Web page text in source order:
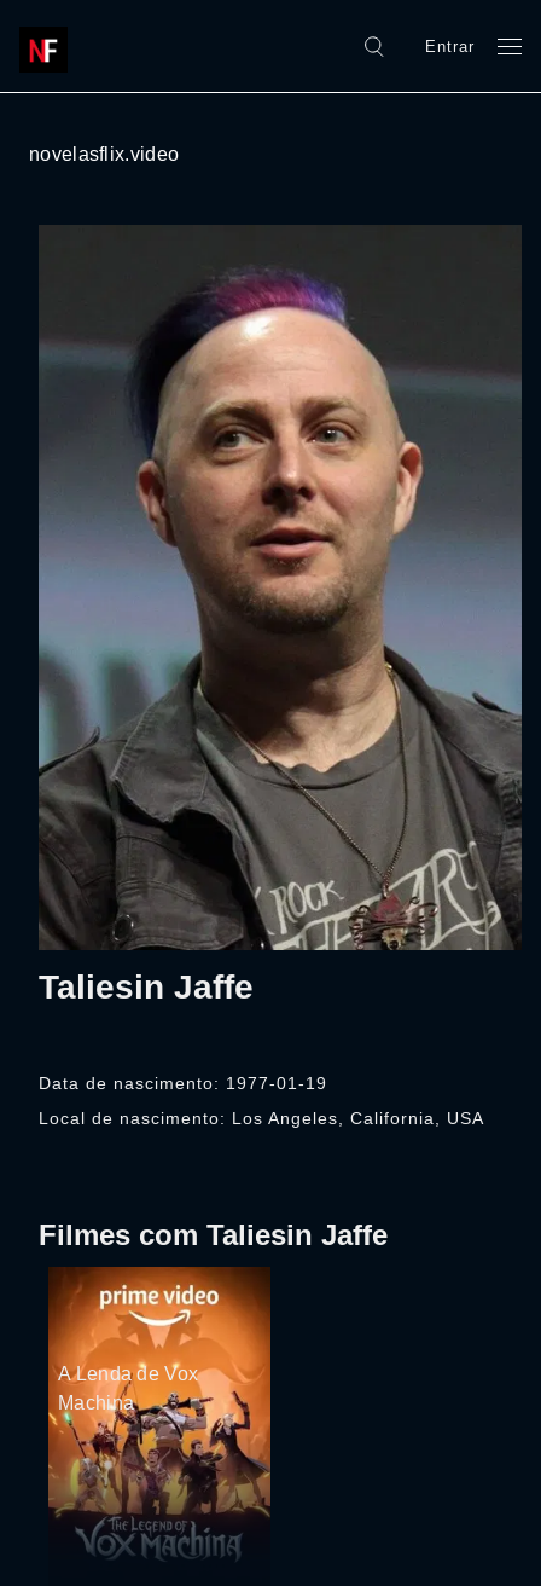
Entrar
novelasflix.video
Taliesin Jaffe
Data de nascimento: 1977-01-19
Local de nascimento: Los Angeles, California, USA
Filmes com Taliesin Jaffe
A Lenda de Vox
Machina